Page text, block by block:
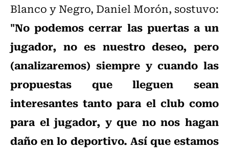
Blanco y Negro, Daniel Morón, sostuvo:
"No podemos cerrar las puertas a un
jugador, no es nuestro deseo, pero
(analizaremos) siempre y cuando las
propuestas que lleguen sean
interesantes tanto para el club como
para el jugador, y que no nos hagan
daño en lo deportivo. Así que estamos